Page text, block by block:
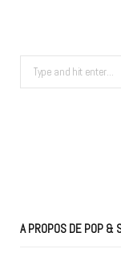
Search
for:
A PROPOS DE POP &